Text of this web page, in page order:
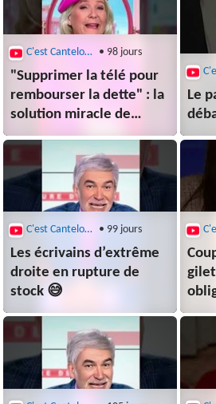
C'est Canteloup • 98 jours
"Supprimer la télé pour
rembourser la dette" : la
solution miracle de
Marine 🪄
Le
C'est Canteloup • 99 jours
Les écrivains d’extrême
droite en rupture de
stock 😅